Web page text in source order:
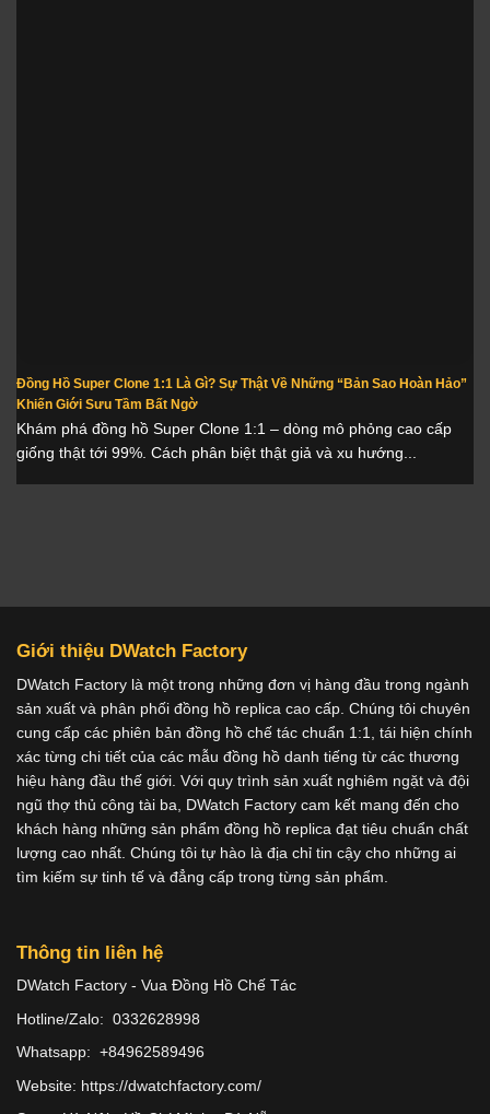
Đồng Hồ Super Clone 1:1 Là Gì? Sự Thật Về Những “Bản Sao Hoàn Hảo”
Khiến Giới Sưu Tầm Bất Ngờ
Khám phá đồng hồ Super Clone 1:1 – dòng mô phỏng cao cấp
giống thật tới 99%. Cách phân biệt thật giả và xu hướng...
Giới thiệu DWatch Factory
DWatch Factory là một trong những đơn vị hàng đầu trong ngành
sản xuất và phân phối đồng hồ replica cao cấp. Chúng tôi chuyên
cung cấp các phiên bản đồng hồ chế tác chuẩn 1:1, tái hiện chính
xác từng chi tiết của các mẫu đồng hồ danh tiếng từ các thương
hiệu hàng đầu thế giới. Với quy trình sản xuất nghiêm ngặt và đội
ngũ thợ thủ công tài ba, DWatch Factory cam kết mang đến cho
khách hàng những sản phẩm đồng hồ replica đạt tiêu chuẩn chất
lượng cao nhất. Chúng tôi tự hào là địa chỉ tin cậy cho những ai
tìm kiếm sự tinh tế và đẳng cấp trong từng sản phẩm.
Thông tin liên hệ
DWatch Factory - Vua Đồng Hồ Chế Tác
Hotline/Zalo: 0332628998
Whatsapp: +84962589496
Website: https://dwatchfactory.com/